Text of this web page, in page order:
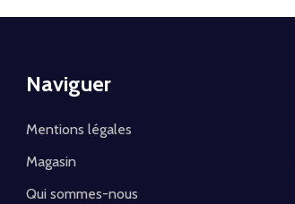
Naviguer
Mentions légales
Magasin
Qui sommes-nous